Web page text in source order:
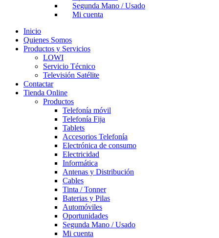
Segunda Mano / Usado
Mi cuenta
Inicio
Quienes Somos
Productos y Servicios
LOWI
Servicio Técnico
Televisión Satélite
Contactar
Tienda Online
Productos
Telefonía móvil
Telefonía Fija
Tablets
Accesorios Telefonía
Electrónica de consumo
Electricidad
Informática
Antenas y Distribución
Cables
Tinta / Tonner
Baterias y Pilas
Automóviles
Oportunidades
Segunda Mano / Usado
Mi cuenta